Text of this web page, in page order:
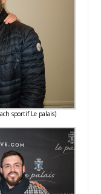
sportif Le palais)